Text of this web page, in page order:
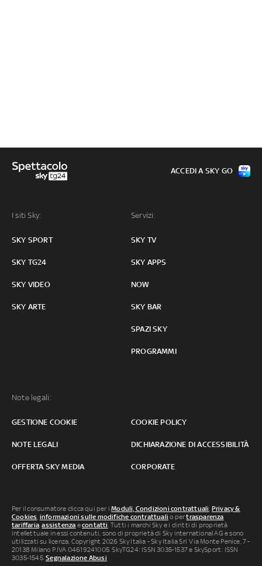
I siti Sky:
SKY SPORT
SKY TG24
SKY VIDEO
SKY ARTE
Servizi:
SKY TV
SKY APPS
NOW
SKY BAR
SPAZI SKY
PROGRAMMI
Note legali:
GESTIONE COOKIE COOKIE POLICY
NOTE LEGALI DICHIARAZIONE DI ACCESSIBILITÀ
OFFERTA SKY MEDIA CORPORATE
ACCEDI A SKY GO
Per il consumatore clicca qui per iModuli, Condizioni contrattuali, Privacy &
Cookies, informazioni sulle modifiche contrattuali o pertrasparenza
tariffaria,assistenza econtatti. Tutti i marchi Sky e i diritti di proprietà
intellettuale in essi contenuti, sono di proprietà di Sky international AG e sono
utilizzati su licenza. Copyright 2026 Sky Italia - Sky Italia Srl Via Monte Penice, 7 -
20138 Milano P.IVA 04619241005. SkyTG24: ISSN 3035-1537 e SkySport: ISSN
3035-1545.Segnalazione Abusi